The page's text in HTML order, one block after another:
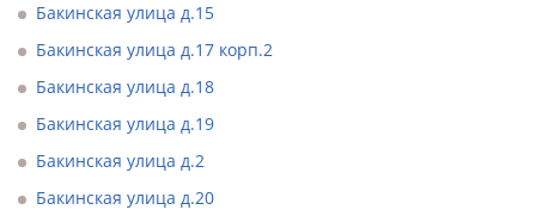
Бакинская улица д.15
Бакинская улица д.17 корп.2
Бакинская улица д.18
Бакинская улица д.19
Бакинская улица д.2
Бакинская улица д.20